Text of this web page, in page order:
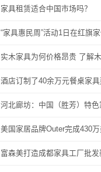
家具租赁适合中国市场吗？
“家具惠民周”活动1日在红旗
实木家具为何价格昂贵 了解
酒店订制了40余万元餐桌家
河北廊坊：中国（胜芳）特
美国家居品牌Outer完成430
富森美打造成都家具工厂批